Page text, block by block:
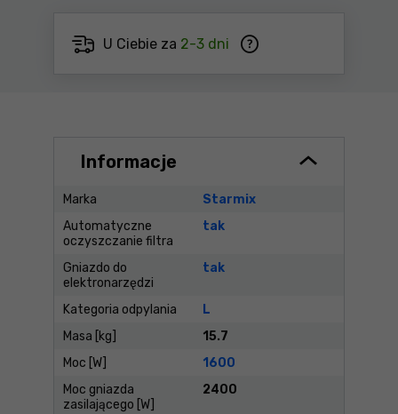
U Ciebie za 2-3 dni
Informacje
Marka
Starmix
Automatyczne
oczyszczanie filtra
tak
Gniazdo do
elektronarzędzi
tak
Kategoria odpylania
L
Masa [kg]
15.7
Moc [W]
1600
Moc gniazda
zasilającego [W]
2400